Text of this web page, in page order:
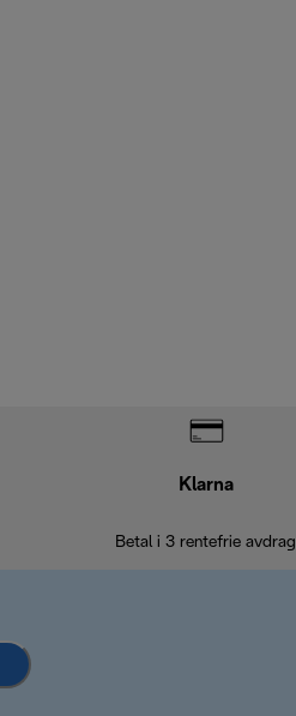
Klarna
Betal i 3 rentefrie avdrag